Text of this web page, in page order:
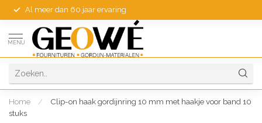
Al meer dan 60 jaar ervaring
MENU
Home /
Clip-on haak gordijnring 10 mm met haakje voor band 10
stuks